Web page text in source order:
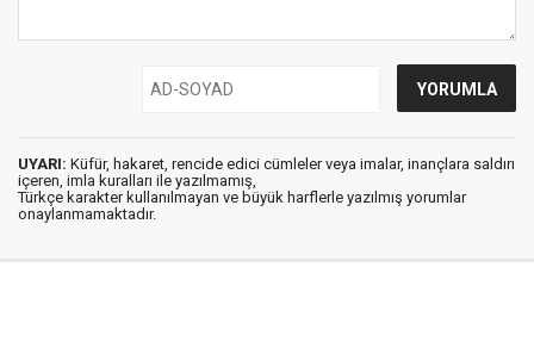
UYARI: Küfür, hakaret, rencide edici cümleler veya imalar, inançlara saldırı
içeren, imla kuralları ile yazılmamış,
Türkçe karakter kullanılmayan ve büyük harflerle yazılmış yorumlar
onaylanmamaktadır.